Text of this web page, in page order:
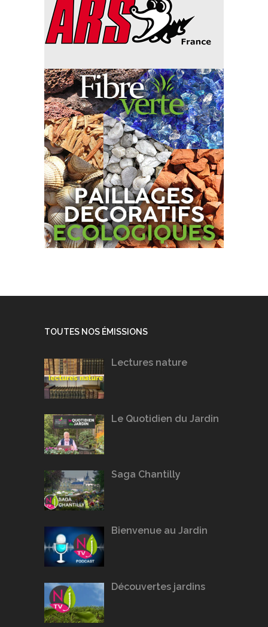
TOUTES NOS ÉMISSIONS
Lectures nature
Le Quotidien du Jardin
Saga Chantilly
Bienvenue au Jardin
Découvertes jardins